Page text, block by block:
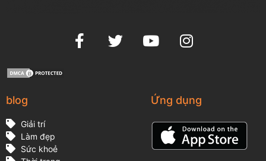
blog
Giải trí
Làm đẹp
Sức khoẻ
Ứng dụng